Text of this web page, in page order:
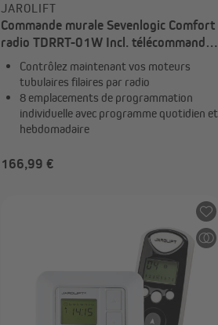
JAROLIFT
Commande murale Sevenlogic Comfort
radio TDRRT-01W Incl. télécommande
TDRC | 4x TDRRT-01W + 1x TDRC 08
Contrôlez maintenant vos moteurs
tubulaires filaires par radio
8 emplacements de programmation
individuelle avec programme quotidien et
hebdomadaire
166,99 €